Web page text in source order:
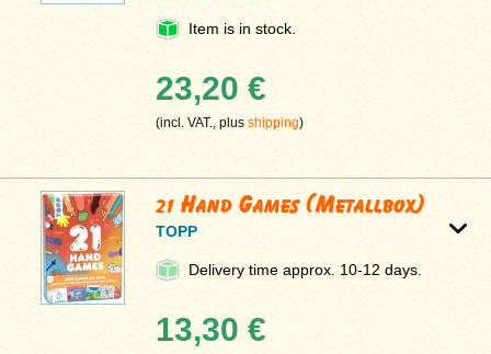
Item is in stock.
23,20 €
(incl. VAT., plusshipping)
21 Hand Games (Metallbox)
TOPP
Delivery time approx. 10-12 days.
13,30 €